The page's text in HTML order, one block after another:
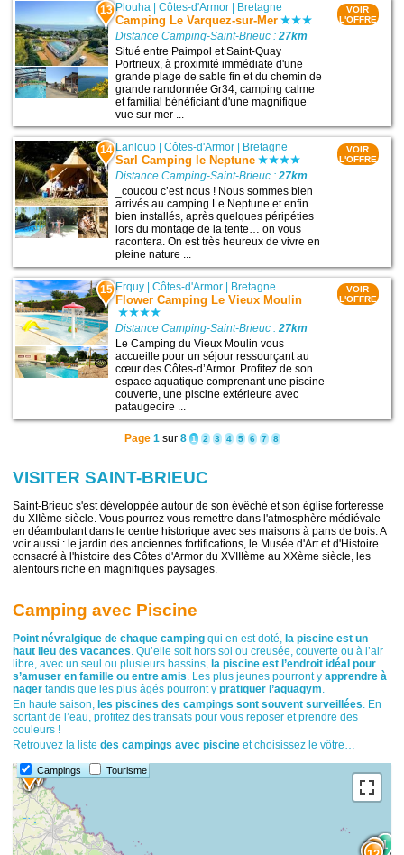
13 Plouha |Côtes-d'Armor | Bretagne
Camping Le Varquez-sur-Mer
Distance Camping-Saint-Brieuc :27km
Situé entre Paimpol et Saint-Quay
Portrieux, à proximité immédiate d'une
grande plage de sable fin et du chemin de
grande randonnée Gr34, camping calme
et familial bénéficiant d'une magnifique
vue sur mer ...
VOIR
L'OFFRE
14 Lanloup |Côtes-d'Armor Bretagne
Sarl Camping le Neptune
Distance Camping-Saint-Brieuc :27km
_coucou c’est nous ! Nous sommes bien
arrivés au camping Le Neptune et enfin
bien installés, après quelques péripéties
lors du montage de la tente… on vous
racontera. On est très heureux de vivre en
pleine nature ...
VOIR
L'OFFRE
15 Erquy |Côtes-d'Armor Bretagne
Flower Camping Le Vieux Moulin
Distance Camping-Saint-Brieuc :27km
Le Camping du Vieux Moulin vous
accueille pour un séjour ressourçant au
cœur des Côtes-d’Armor. Profitez de son
espace aquatique comprenant une piscine
couverte, une piscine extérieure avec
pataugeoire ...
VOIR
L'OFFRE
Page 1 sur 8 1 2 3 4 5 6 7 8
VISITER SAINT-BRIEUC
Saint-Brieuc s'est développée autour de son évêché et son église forteresse
du XIIème siècle. Vous pourrez vous remettre dans l'atmosphère médiévale
en déambulant dans le centre historique avec ses maisons à pans de bois. A
voir aussi : le jardin des anciennes fortifications, le Musée d'Art et d'Histoire
consacré à l'histoire des Côtes d'Armor du XVIIIème au XXème siècle, les
alentours riche en magnifiques paysages.
Camping avec Piscine
Point névralgique de chaque camping qui en est doté,la piscine est un
haut lieu des vacances . Qu’elle soit hors sol ou creusée, couverte ou à l’air
libre, avec un seul ou plusieurs bassins,la piscine est l’endroit idéal pour
s’amuser en famille ou entre amis . Les plus jeunes pourront yapprendre à
nager tandis que les plus âgés pourront ypratiquer l’aquagym
En haute saison,les piscines des campings sont souvent surveillées . En
sortant de l’eau, profitez des transats pour vous reposer et prendre des
couleurs !
Retrouvez la listedes campings avec piscine et choisissez le vôtre…
Campings Tourisme
15
1413
1